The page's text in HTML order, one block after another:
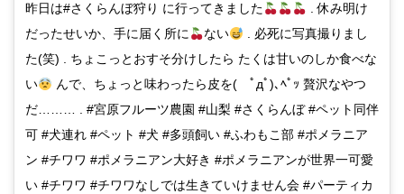
昨日は#さくらんぼ狩り に行ってきました
. 休み明け
だったせいか、手に届く所に
ない
. 必死に写真撮りまし
た(笑) . ちょこっとおすそ分けしたら たくは甘いのしか食べな
い
んで、ちょっと味わったら皮を( ﾟдﾟ)､ﾍﾟｯ 贅沢なやつ
だ……… . #宮原フルーツ農園 #山梨 #さくらんぼ #ペット同伴
可 #犬連れ #ペット #犬 #多頭飼い #ふわもこ部 #ポメラニア
ン #チワワ #ポメラニアン大好き #ポメラニアンが世界一可愛
い #チワワ #チワワなしでは生きていけません会 #パーティカ